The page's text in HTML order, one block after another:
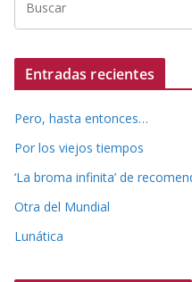
Entradas recientes
Pero, hasta entonces…
Por los viejos tiempos
‘La broma infinita’ de
Otra del Mundial
Lunática